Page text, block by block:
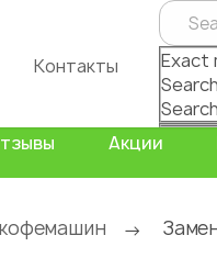
Контакты
Exact
Акции
→